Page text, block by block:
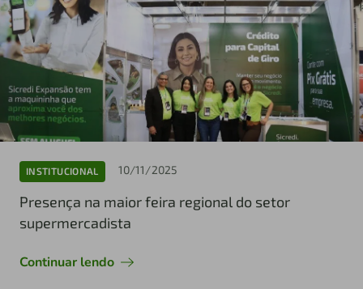
INSTITUCIONAL 10/11/2025
Presença na maior feira regional do setor
supermercadista
Continuar lendo